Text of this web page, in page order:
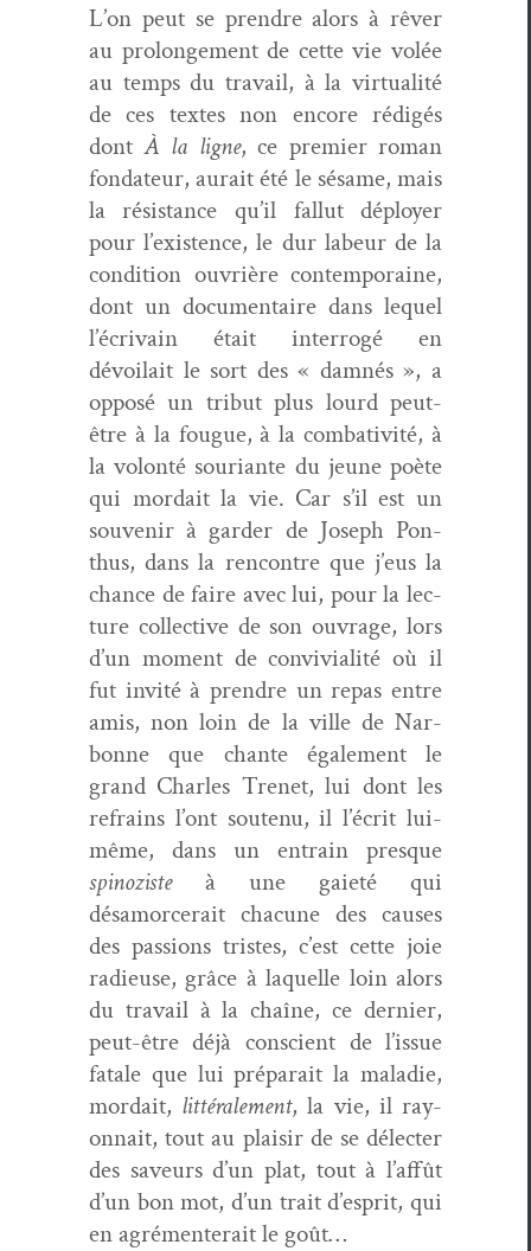
L’on peut se pren­dre alors à rêver
au pro­longe­ment de cette vie volée
au temps du tra­vail, à la vir­tu­al­ité
de ces textes non encore rédigés
dontÀ la ligne, ce pre­mier roman
fon­da­teur, aurait été le sésame, mais
la résis­tance qu’il fal­lut déploy­er
pour l’existence, le dur labeur de la
con­di­tion ouvrière con­tem­po­raine,
dont un doc­u­men­taire dans lequel
l’écrivain était inter­rogé en
dévoilait le sort des « damnés », a
opposé un trib­ut plus lourd peut-
être à la fougue, à la com­bat­iv­ité, à
la volon­té souri­ante du jeune poète
qui mor­dait la vie. Car s’il est un
sou­venir à garder de Joseph Pon­
thus, dans la ren­con­tre que j’eus la
chance de faire avec lui, pour la lec­
ture col­lec­tive de son ouvrage, lors
d’un moment de con­vivi­al­ité où il
fut invité à pren­dre un repas entre
amis, non loin de la ville de Nar­
bonne que chante égale­ment le
grand Charles Trenet, lui dont les
refrains l’ont soutenu, il l’écrit lui-
même, dans un entrain presque
spin­ozisteà une gai­eté qui
désamorcerait cha­cune des caus­es
des pas­sions tristes, c’est cette joie
radieuse, grâce à laque­lle loin alors
du tra­vail à la chaîne, ce dernier,
peut-être déjà con­scient de l’issue
fatale que lui pré­parait la mal­adie,
mor­dait, lit­térale­ment, la vie, il ray­
on­nait, tout au plaisir de se délecter
des saveurs d’un plat, tout à l’affût
d’un bon mot, d’un trait d’esprit, qui
en agré­menterait le goût…